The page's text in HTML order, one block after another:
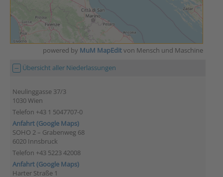
powered by MuM MapEditvon Mensch und Maschine
Übersicht aller Niederlassungen
Neulinggasse 37/3
1030 Wien
Telefon +43 1 5047707-0
Anfahrt (Google Maps)
SOHO 2 – Grabenweg 68
6020 Innsbruck
Telefon +43 5223 42008
Anfahrt (Google Maps)
Harter Straße 1